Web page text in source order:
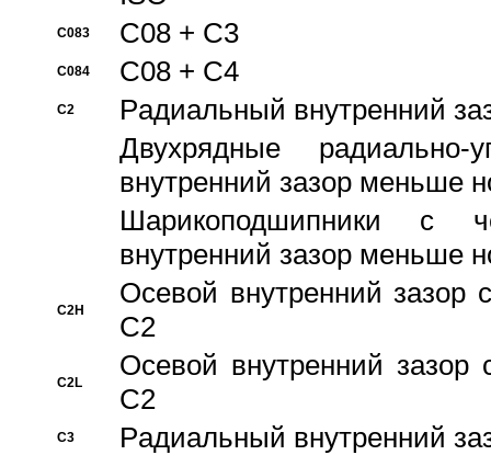
C083 C08 + C3
C084 C08 + C4
C2
Pадиальный внутренний
Двухрядные радиально-
внутренний зазор меньше
Шарикоподшипники с
внутренний зазор меньше
C2H
Осевой внутренний зазор
C2
C2L
Осевой внутренний зазор
C2
C3
Pадиальный внутренний